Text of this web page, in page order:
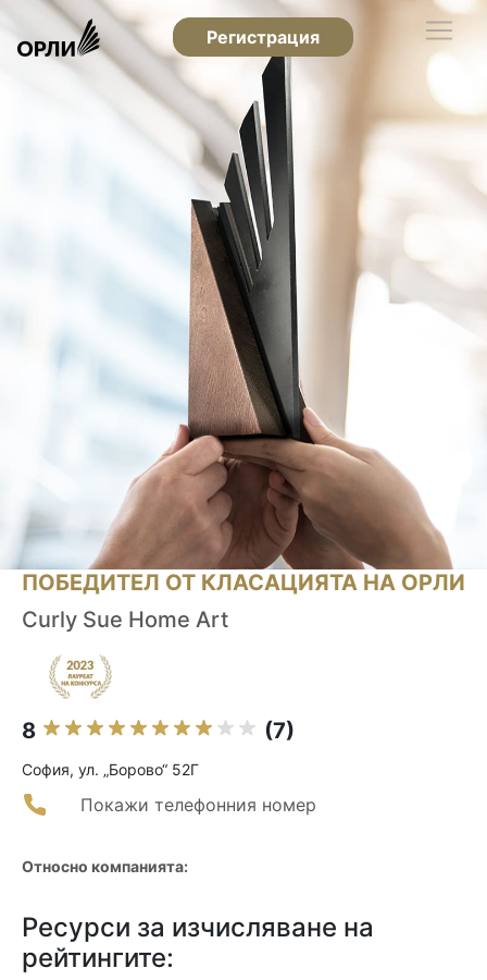
Регистрация
ПОБЕДИТЕЛ ОТ КЛАСАЦИЯТА НА ОРЛИ
Curly Sue Home Art
8 (7)
София, ул. „Борово“ 52Г
Покажи телефонния номер
Относно компанията:
Ресурси за изчисляване на
рейтингите: